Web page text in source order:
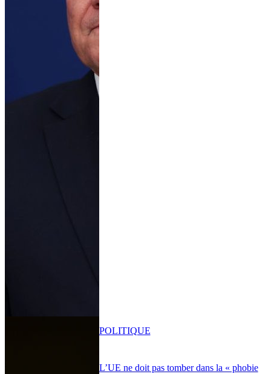
L’UE ne doit pas tomber dans la « phobie
POLITIQUE